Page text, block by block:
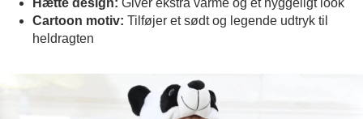
Hætte design: Giver ekstra varme og et hyggeligt look
Cartoon motiv: Tilføjer et sødt og legende udtryk til
heldragten